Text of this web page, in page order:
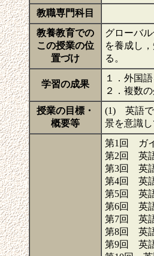
教職専門科目
教養教育での
この授業の位
置づけ
グローバ
を養成し
る。
学習の成果
１．外国
２．複数
授業の目標・
概要等
(1) 英語で
景を意識
第1回 ガ
第2回 英
第3回 英
第4回 英
第5回 英
第6回 英
第7回 英
第8回 英
第9回 英